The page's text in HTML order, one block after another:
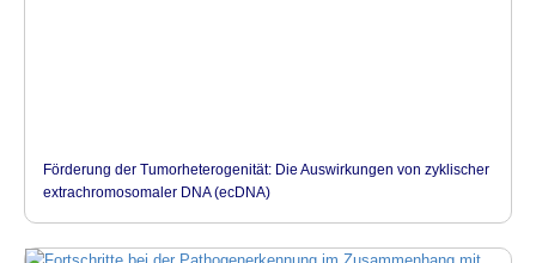
Förderung der Tumorheterogenität: Die Auswirkungen von zyklischer
extrachromosomaler DNA (ecDNA)